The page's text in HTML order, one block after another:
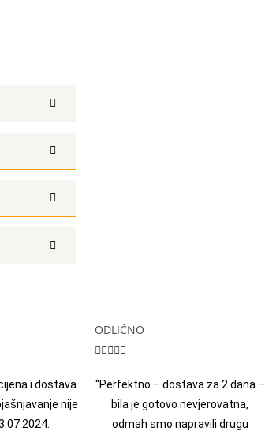
i dostava
nije
ODLIČNO

“Perfektno – dostava za 2 dana –
bila je gotovo nevjerovatna,
odmah smo napravili drugu